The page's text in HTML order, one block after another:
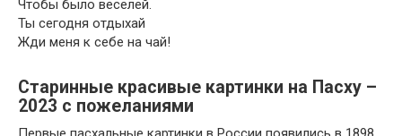
Чтобы было веселей.
Ты сегодня отдыхай
Жди меня к себе на чай!
Старинные красивые картинки на Пасху –
2023 с пожеланиями